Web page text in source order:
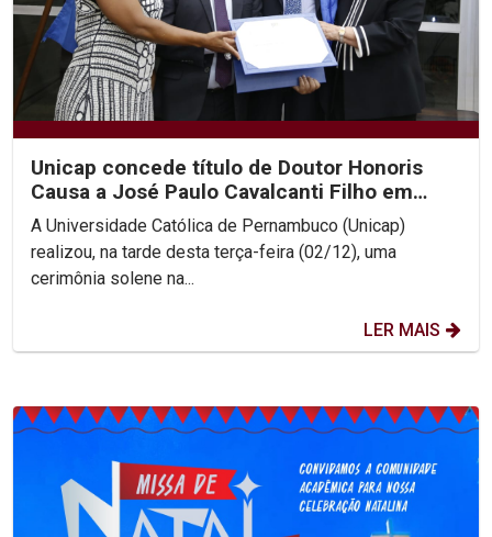
Unicap concede título de Doutor Honoris
Causa a José Paulo Cavalcanti Filho em
cerimônia histórica
A Universidade Católica de Pernambuco (Unicap)
realizou, na tarde desta terça-feira (02/12), uma
cerimônia solene na...
LER MAIS